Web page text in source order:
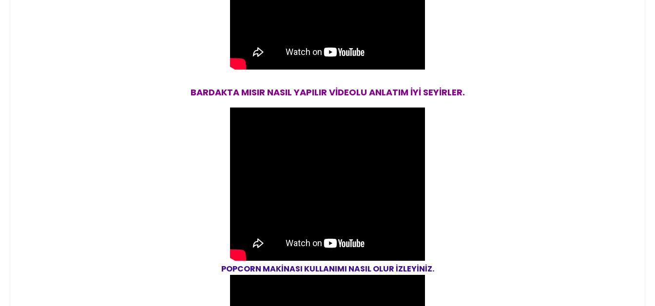
BARDAKTA MISIR NASIL YAPILIR VİDEOLU ANLATIM İYİ SEYİRLER.
POPCORN MAKİNASI KULLANIMI NASIL OLUR İZLEYİNİZ.